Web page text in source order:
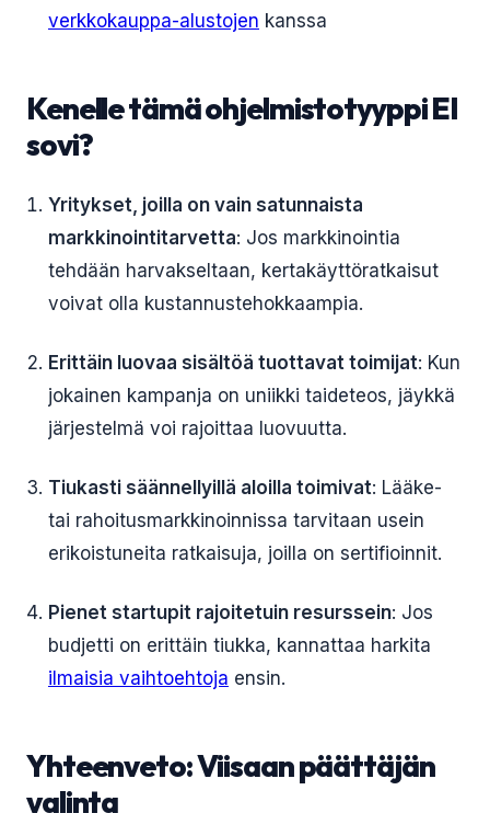
verkkokauppa-alustojen kanssa
Kenelle tämä ohjelmistotyyppi EI
sovi?
Yritykset, joilla on vain satunnaista
markkinointitarvetta: Jos markkinointia
tehdään harvakseltaan, kertakäyttöratkaisut
voivat olla kustannustehokkaampia.
Erittäin luovaa sisältöä tuottavat toimijat: Kun
jokainen kampanja on uniikki taideteos, jäykkä
järjestelmä voi rajoittaa luovuutta.
Tiukasti säännellyillä aloilla toimivat: Lääke-
tai rahoitusmarkkinoinnissa tarvitaan usein
erikoistuneita ratkaisuja, joilla on sertifioinnit.
Pienet startupit rajoitetuin resurssein: Jos
budjetti on erittäin tiukka, kannattaa harkita
ilmaisia vaihtoehtoja ensin.
Yhteenveto: Viisaan päättäjän
valinta